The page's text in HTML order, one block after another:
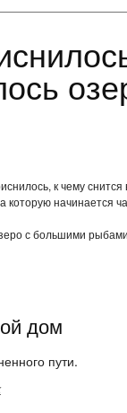
к чему
которую начинается
с большими
дом
пути.